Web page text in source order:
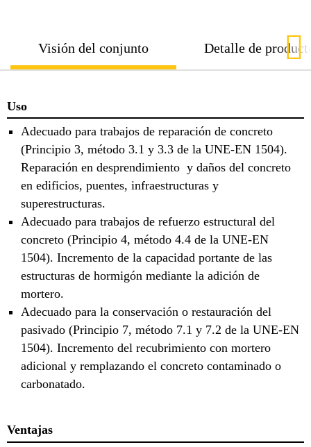
Visión del conjunto Detalle de
Uso
Adecuado para trabajos de reparación de concreto
(Principio 3, método 3.1 y 3.3 de la UNE-EN 1504).
Reparación en desprendimiento y daños del concreto
en edificios, puentes, infraestructuras y
superestructuras.
Adecuado para trabajos de refuerzo estructural del
concreto (Principio 4, método 4.4 de la UNE-EN
1504). Incremento de la capacidad portante de las
estructuras de hormigón mediante la adición de
mortero.
Adecuado para la conservación o restauración del
pasivado (Principio 7, método 7.1 y 7.2 de la UNE-EN
1504). Incremento del recubrimiento con mortero
adicional y remplazando el concreto contaminado o
carbonatado.
Ventajas